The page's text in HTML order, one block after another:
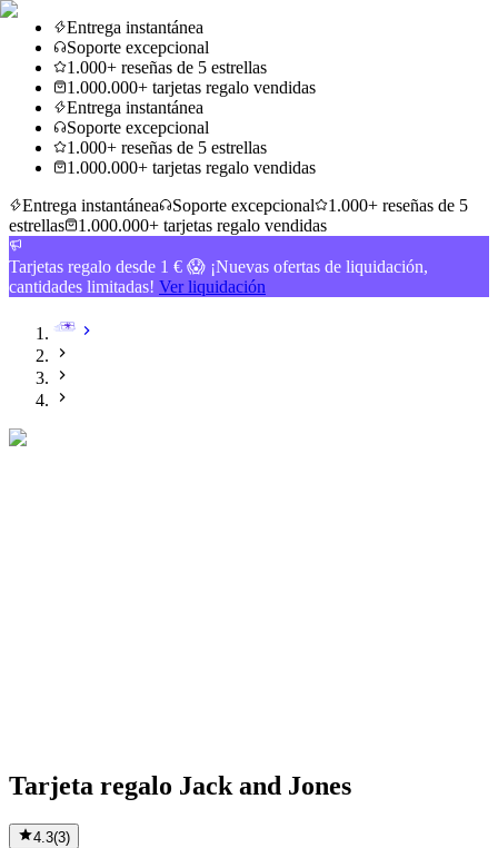
Entrega instantánea
Soporte excepcional
1.000+ reseñas de 5 estrellas
1.000.000+ tarjetas regalo vendidas
Entrega instantánea
Soporte excepcional
1.000+ reseñas de 5 estrellas
1.000.000+ tarjetas regalo vendidas
Entrega instantánea
Soporte excepcional
1.000+ reseñas de 5
estrellas
1.000.000+ tarjetas regalo vendidas
Tarjetas regalo desde 1 € 😱 ¡Nuevas ofertas de liquidación,
cantidades limitadas! Ver liquidación
Tarjeta regalo Jack and Jones
4.3(3)